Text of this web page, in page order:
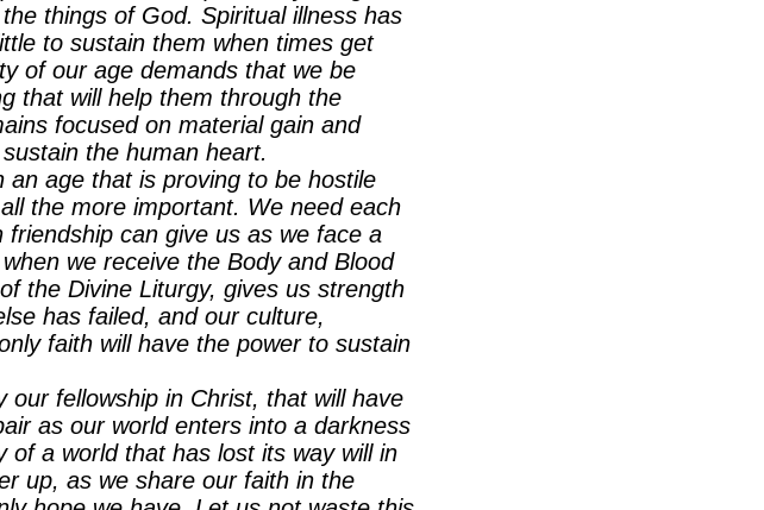
things of God. Spiritual illness has
to sustain them when times get
of our age demands that we be
that will help them through the
focused on material gain and
the human heart.
an age that is proving to be hostile
the more important. We need each
can give us as we face a
we receive the Body and Blood
the Divine Liturgy, gives us strength
has failed, and our culture,
faith will have the power to sustain
fellowship in Christ, that will have
as our world enters into a darkness
of a world that has lost its way will in
up, as we share our faith in the